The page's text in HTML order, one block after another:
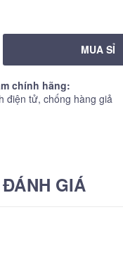
MUA SỈ
chính hãng:
điện tử, chống hàng giả
ĐÁNH GIÁ